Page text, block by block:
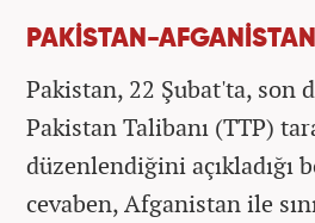
PAKİSTAN-
Pakistan, 22 Şubat'ta, son
Pakistan Talibanı (TTP)
düzenlendiğini açıkladığı
cevaben, Afganistan ile